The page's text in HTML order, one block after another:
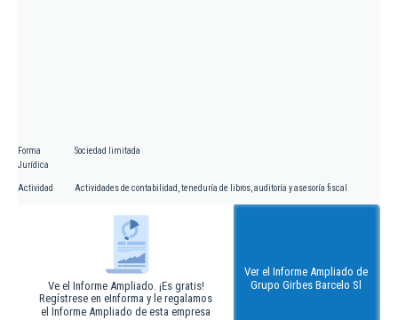
Forma
Jurídica
Sociedad limitada
Actividad Actividades de contabilidad, teneduría de libros, auditoría y asesoría fiscal
Ve el Informe Ampliado. ¡Es gratis!
Regístrese en eInforma y le regalamos
el Informe Ampliado de esta empresa
Ver el Informe Ampliado de
Grupo Girbes Barcelo Sl